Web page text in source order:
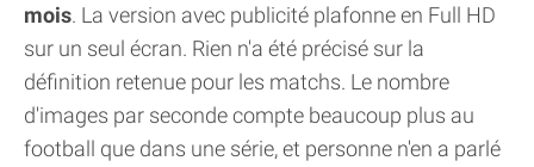
mois. La version avec publicité plafonne en Full HD
sur un seul écran. Rien n'a été précisé sur la
définition retenue pour les matchs. Le nombre
d'images par seconde compte beaucoup plus au
football que dans une série, et personne n'en a parlé